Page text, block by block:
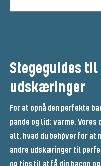
Stegeguides til
udskæringer
For at opnå den perfekte
pande og lidt varme.
alt, hvad du behøver for at
andre udskæringer til